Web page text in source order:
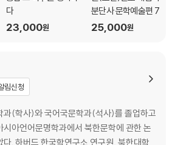
다
23,000원
분단사 문학예술편 7
25,000원
림신청
과(학사)와 국어국문학과(석사)를 졸업하고
시아언어문명학과에서 북한문학에 관한 논
. 하버드 한국학연구소 연구원, 북한대학